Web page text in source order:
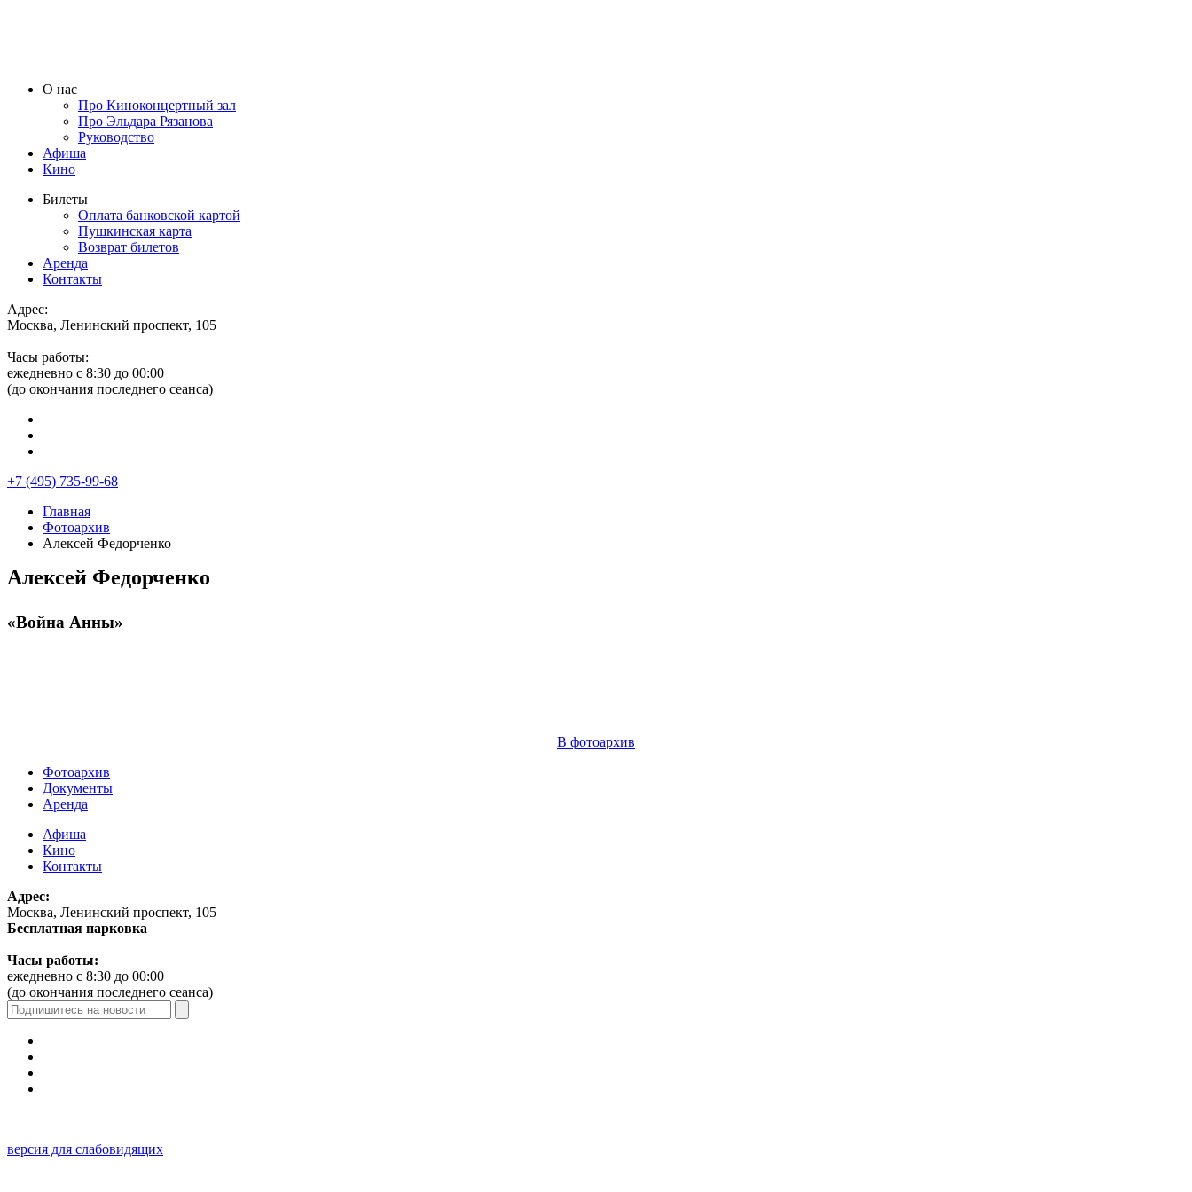
О нас
Про Киноконцертный зал
Про Эльдара Рязанова
Руководство
Афиша
Кино
Билеты
Оплата банковской картой
Пушкинская карта
Возврат билетов
Аренда
Контакты
Адрес:
Москва, Ленинский проспект, 105
Часы работы:
ежедневно с 8:30 до 00:00
(до окончания последнего сеанса)
+7 (495) 735-99-68
Главная
Фотоархив
Алексей Федорченко
Алексей Федорченко
«Война Анны»
В фотоархив
Фотоархив
Документы
Аренда
Афиша
Кино
Контакты
Адрес:
Москва, Ленинский проспект, 105
Бесплатная парковка
Часы работы:
ежедневно с 8:30 до 00:00
(до окончания последнего сеанса)
версия для слабовидящих